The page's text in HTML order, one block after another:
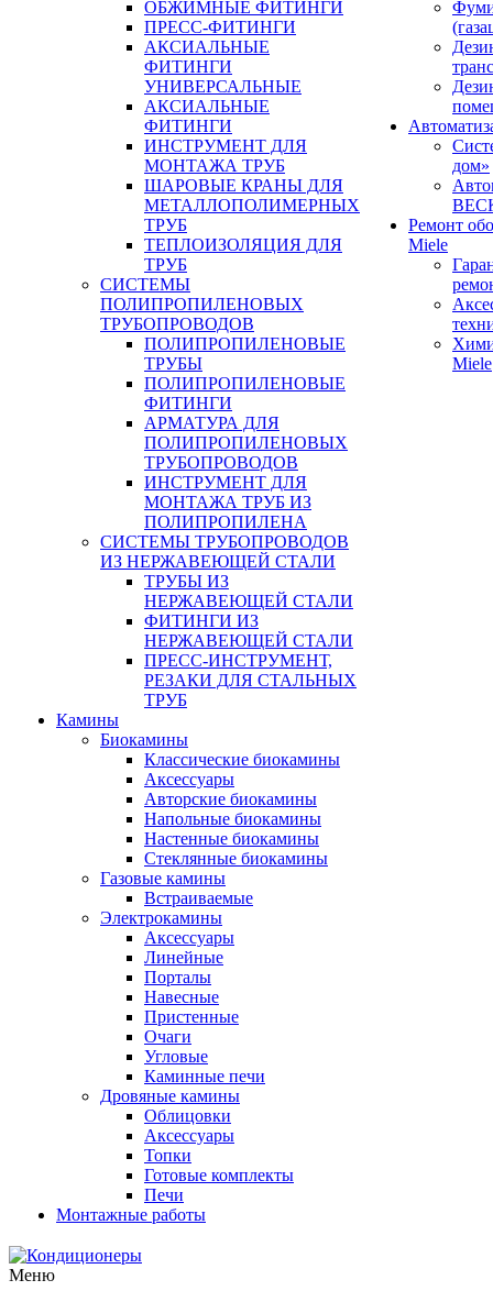
ОБЖИМНЫЕ ФИТИНГИ
ПРЕСС-ФИТИНГИ
АКСИАЛЬНЫЕ
ФИТИНГИ
УНИВЕРСАЛЬНЫЕ
АКСИАЛЬНЫЕ
ФИТИНГИ
ИНСТРУМЕНТ ДЛЯ
МОНТАЖА ТРУБ
ШАРОВЫЕ КРАНЫ ДЛЯ
МЕТАЛЛОПОЛИМЕРНЫХ
ТРУБ
ТЕПЛОИЗОЛЯЦИЯ ДЛЯ
ТРУБ
СИСТЕМЫ
ПОЛИПРОПИЛЕНОВЫХ
ТРУБОПРОВОДОВ
ПОЛИПРОПИЛЕНОВЫЕ
ТРУБЫ
ПОЛИПРОПИЛЕНОВЫЕ
ФИТИНГИ
АРМАТУРА ДЛЯ
ПОЛИПРОПИЛЕНОВЫХ
ТРУБОПРОВОДОВ
ИНСТРУМЕНТ ДЛЯ
МОНТАЖА ТРУБ ИЗ
ПОЛИПРОПИЛЕНА
СИСТЕМЫ ТРУБОПРОВОДОВ
ИЗ НЕРЖАВЕЮЩЕЙ СТАЛИ
ТРУБЫ ИЗ
НЕРЖАВЕЮЩЕЙ СТАЛИ
ФИТИНГИ ИЗ
НЕРЖАВЕЮЩЕЙ СТАЛИ
ПРЕСС-ИНСТРУМЕНТ,
РЕЗАКИ ДЛЯ СТАЛЬНЫХ
ТРУБ
Камины
Биокамины
Классические биокамины
Аксессуары
Авторские биокамины
Напольные биокамины
Настенные биокамины
Стеклянные биокамины
Газовые камины
Встраиваемые
Электрокамины
Аксессуары
Линейные
Порталы
Навесные
Пристенные
Очаги
Угловые
Каминные печи
Дровяные камины
Облицовки
Аксессуары
Топки
Готовые комплекты
Печи
Монтажные работы
дом»
Ремонт
Miele
Miele
Меню